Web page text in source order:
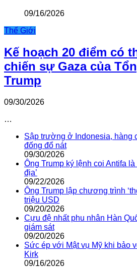
09/16/2026
Thế Giới
Kế hoạch 20 điểm có
chiến sự Gaza của
Trump
09/30/2026
…
Sập trường ở Indonesia, hàng
đống đổ nát
09/30/2026
Ông Trump ký lệnh coi Antifa
địa’
09/22/2026
Ông Trump lập chương trình
triệu USD
09/20/2026
Cựu đệ nhất phu nhân Hàn
giám sát
09/20/2026
Sức ép với Mật vụ Mỹ khi bảo
Kirk
09/16/2026